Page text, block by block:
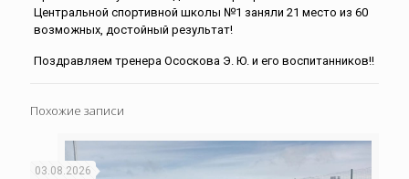
Центральной спортивной школы №1 заняли 21 место из 60
возможных, достойный результат!
Поздравляем тренера Ососкова Э. Ю. и его воспитанников!!
Похожие записи
03.08.2026